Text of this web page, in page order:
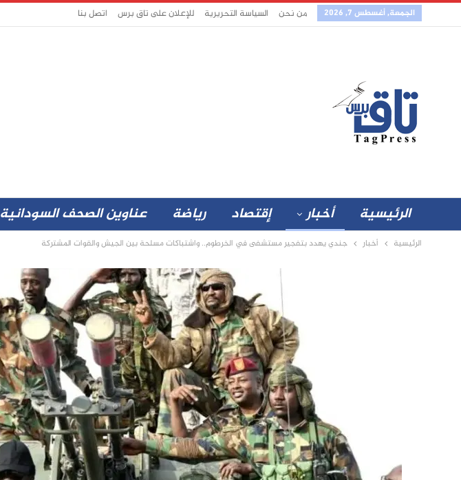
الجمعة, أغسطس 7, 2026 من نحن السياسة التحريرية للإعلان على تاق برس اتصل بنا
الرئيسية أخبار إقتصاد رياضة عناوين الصحف السودانية
الرئيسية أخبار جندي يهدد بتفجير مستشفى في الخرطوم.. واشتباكات مسلحة بين الجيش والقوات المشتركة